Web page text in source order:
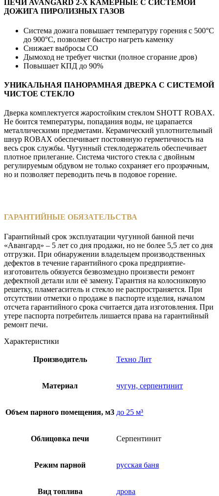
ПЕЧИ AVANGARD 2-Х КАМЕРНЫЕ С СИСТЕМОЙ
ДОЖИГА ПИРОЛИЗНЫХ ГАЗОВ
Система дожига повышает температуру горения с 500°С
до 900°С, позволяет быстро нагреть каменку
Снижает выбросы СО
Дымоход не требует чистки (полное сгорание дров)
Повышает КПД до 90%
УНИКАЛЬНАЯ ПАНОРАМНАЯ ДВЕРКА С СИСТЕМОЙ
ЧИСТОЕ СТЕКЛО
Дверка комплектуется жаростойким стеклом SHOTT ROBAX.
Не боится температуры, попадания воды, не царапается
металлическими предметами. Керамический уплотнительный
шнур ROBAX обеспечивает постоянную герметичность на
весь срок службы. Чугунный стеклодержатель обеспечивает
плотное прилегание. Система чистого стекла с двойным
регулируемым обдувом не только сохраняет его прозрачным,
но и позволяет переводить печь в подовое горение.
ГАРАНТИЙНЫЕ ОБЯЗАТЕЛЬСТВА
Гарантийный срок эксплуатации чугунной банной печи
«Авангард» – 5 лет со дня продажи, но не более 5,5 лет со дня
отгрузки. При обнаружении владельцем производственных
дефектов в течение гарантийного срока предприятие-
изготовитель обязуется безвозмездно произвести ремонт
дефектной детали или её замену. Гарантия на колосниковую
решетку, пламегаситель и стекло не распространяется. При
отсутствии отметки о продаже в паспорте изделия, началом
отсчета гарантийного срока считается дата изготовления. При
утере паспорта потребитель лишается права на гарантийный
ремонт печи.
Характеристики
Производитель Техно Лит
Материал чугун, серпентинит
Объем парного помещения, м3 до 25 м³
Облицовка печи Серпентинит
Режим парной русская баня
Вид топлива дрова